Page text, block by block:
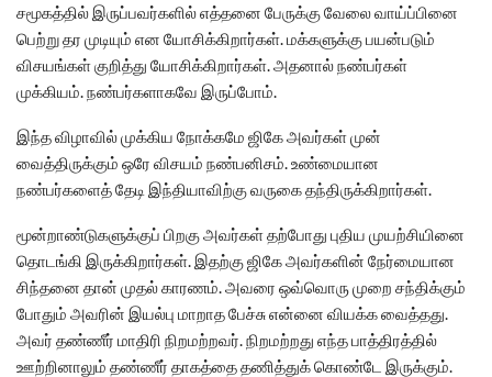
சமூகத்தில் இருப்பவர்களில் எத்தனை பேருக்கு வேலை வாய்ப்பினை
பெற்று தர முடியும் என யோசிக்கிறார்கள். மக்களுக்கு பயன்படும்
விசயங்கள் குறித்து யோசிக்கிறார்கள். அதனால் நண்பர்கள்
முக்கியம். நண்பர்களாகவே இருப்போம்.
இந்த விழாவில் முக்கிய நோக்கமே ஜிகே அவர்கள் முன்
வைத்திருக்கும்‌ ஒரே விசயம் நண்பனிசம். உண்மையான
நண்பர்களைத் தேடி இந்தியாவிற்கு வருகை தந்திருக்கிறார்கள்.
மூன்றாண்டுகளுக்குப் பிறகு அவர்கள் தற்போது புதிய முயற்சியினை
தொடங்கி இருக்கிறார்கள். இதற்கு ஜிகே அவர்களின் நேர்மையான
சிந்தனை தான் முதல் காரணம். அவரை ஒவ்வொரு முறை சந்திக்கும்
போதும் அவரின் இயல்பு மாறாத பேச்சு என்னை வியக்க வைத்தது.
அவர் தண்ணீர் மாதிரி நிறமற்றவர். நிறமற்றது எந்த பாத்திரத்தில்
ஊற்றினாலும் தண்ணீர் தாகத்தை தணித்துக் கொண்டே இருக்கும்.